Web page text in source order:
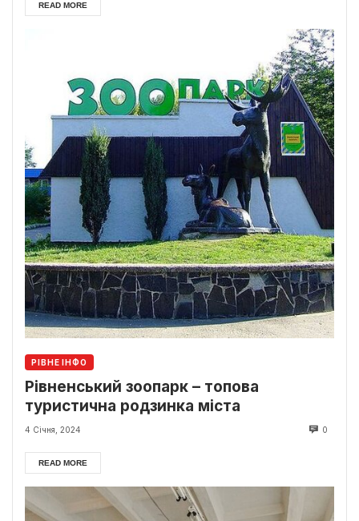
READ MORE
РІВНЕ ІНФО
Рівненський зоопарк – топова
туристична родзинка міста
4 Січня, 2024 0
READ MORE